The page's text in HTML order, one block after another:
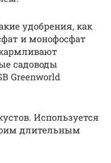
удобрения, как
и монофосфат
садоводы
Greenworld
Используется
длительным